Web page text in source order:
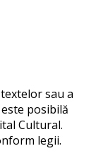
sau a
posibilă
Cultural.
legii.